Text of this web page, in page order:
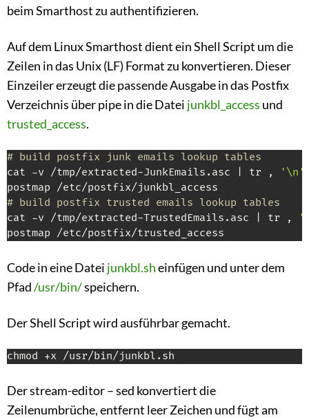
beim Smarthost zu authentifizieren.
Auf dem Linux Smarthost dient ein Shell Script um die
Zeilen in das Unix (LF) Format zu konvertieren. Dieser
Einzeiler erzeugt die passende Ausgabe in das Postfix
Verzeichnis über pipe in die Datei junkbl_access und
trusted_access.
# build postfix junk emails lookup tables
cat -v /tmp/extracted-JunkEmails.asc | tr ,
'\n'
# build postfix trusted emails lookup tables
cat -v /tmp/extracted-TrustedEmails.asc | tr ,
postmap /etc/postfix/trusted_access
Code in eine Datei junkbl.sheinfügen und unter dem
Pfad/usr/bin/speichern.
Der Shell Script wird ausführbar gemacht.
chmod +x /usr/bin/junkbl.sh
Der stream-editor – sed konvertiert die
Zeilenumbrüche, entfernt leer Zeichen und fügt am